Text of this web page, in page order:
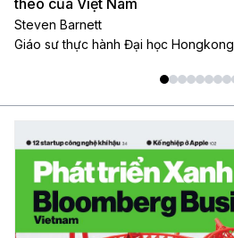
theo của Việt Nam
Steven Barnett
Giáo sư thực hành Đại học Hongkong